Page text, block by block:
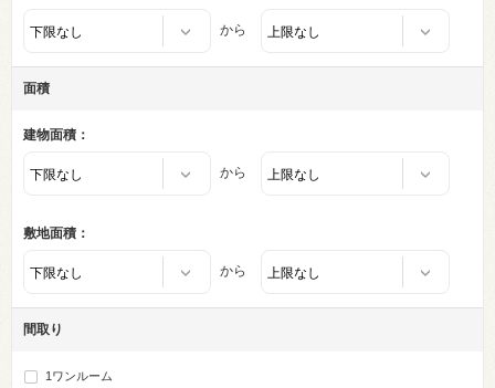
から
面積
建物面積：
から
敷地面積：
から
間取り
1ワンルーム